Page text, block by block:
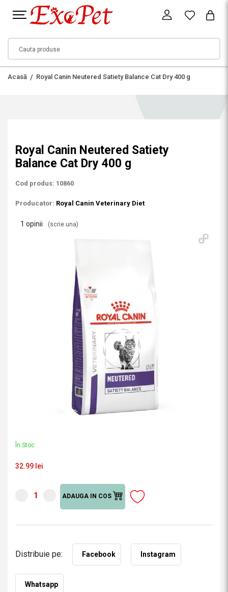
Acasă Royal Canin Neutered Satiety Balance Cat Dry 400 g
Royal Canin Neutered Satiety
Balance Cat Dry 400 g
Cod produs: 10860
Producator: Royal Canin Veterinary Diet
1 opinii (scrie una)
În Stoc
32.99 lei
ADAUGA IN COS
Distribuie pe: Facebook Instagram
Whatsapp